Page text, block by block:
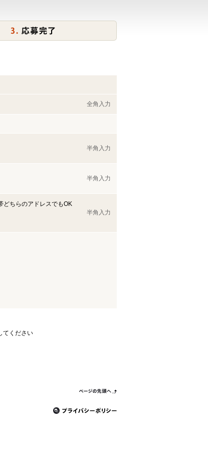
全角入力
半角入力
半角入力
どちらのアドレスでもOK
半角入力
てください